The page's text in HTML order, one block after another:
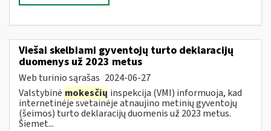
Viešai skelbiami gyventojų turto deklaracijų
duomenys už 2023 metus
Web turinio sąrašas 2024-06-27
Valstybinė mokesčių inspekcija (VMI) informuoja, kad
internetinėje svetainėje atnaujino metinių gyventojų
(šeimos) turto deklaracijų duomenis už 2023 metus.
Šiemet...